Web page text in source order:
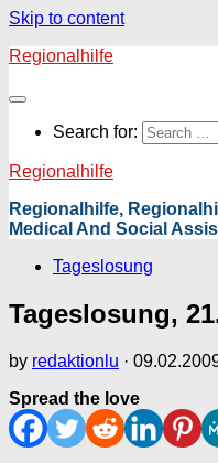
Skip to content
Regionalhilfe
Search for:
Regionalhilfe
Regionalhilfe,
Medical And Social
Tageslosung
Tageslosung,
by redaktionlu ·
Spread the love